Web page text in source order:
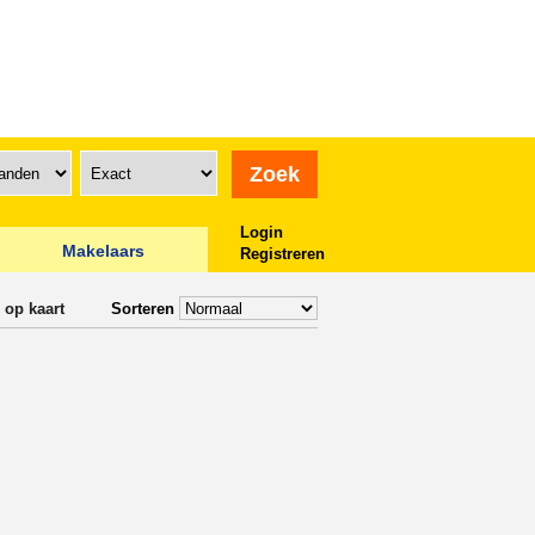
Makelaars
Login
Registreren
Sorteren
op kaart